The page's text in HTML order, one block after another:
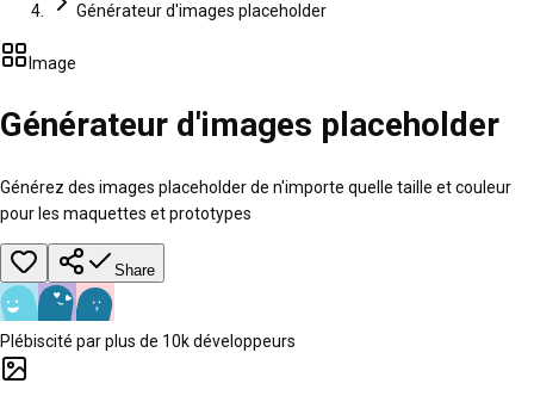
Générateur d'images placeholder
Image
Générateur d'images placeholder
Générez des images placeholder de n'importe quelle taille et couleur
pour les maquettes et prototypes
Share
Plébiscité par plus de 10k développeurs